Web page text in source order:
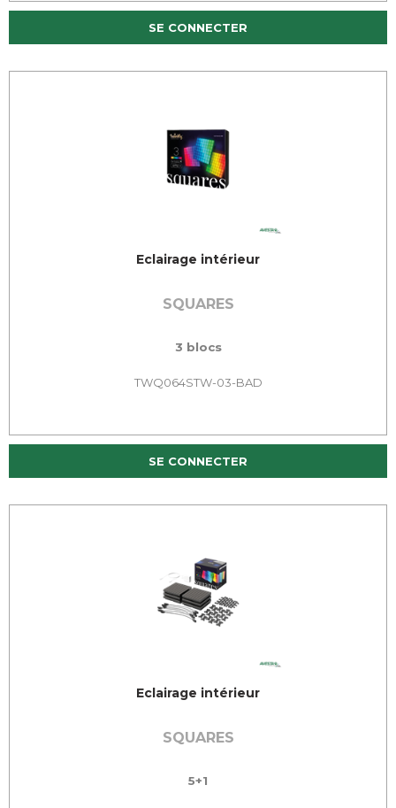
SE CONNECTER
Eclairage intérieur
SQUARES
3 blocs
TWQ064STW-03-BAD
SE CONNECTER
Eclairage intérieur
SQUARES
5+1